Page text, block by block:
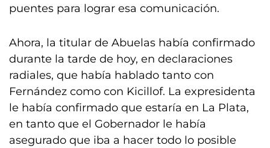
puentes para lograr esa comunicación.
Ahora, la titular de Abuelas había confirmado
durante la tarde de hoy, en declaraciones
radiales, que había hablado tanto con
Fernández como con Kicillof. La expresidenta
le había confirmado que estaría en La Plata,
en tanto que el Gobernador le había
asegurado que iba a hacer todo lo posible